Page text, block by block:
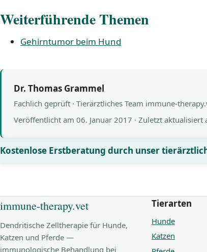
Weiterführende Themen
Gehirntumor beim Hund
Dr. Thomas Grammel
Fachlich geprüft · Tierärztliches Team immune-
Veröffentlicht am 06. Januar 2017 · Zuletzt aktualisiert
Kostenlose Erstberatung durch unser
immune-therapy.vet
Dendritische Zelltherapie für Hunde,
Katzen und Pferde —
immunologische Behandlung bei
Tierarten
Hunde
Katzen